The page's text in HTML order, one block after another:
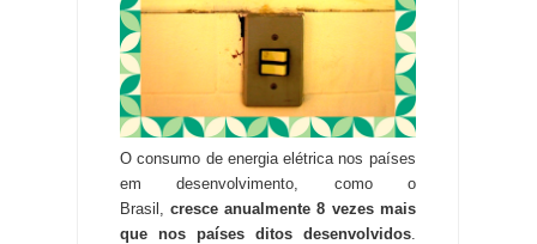
O consumo de energia elétrica nos países
em desenvolvimento, como o
Brasil,cresce anualmente 8 vezes mais
que nos países ditos desenvolvidos.